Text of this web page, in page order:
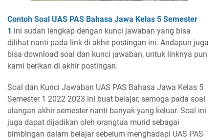
Contoh Soal UAS PAS Bahasa Jawa Kelas 5 Semester
1 ini sudah lengkap dengan kunci jawaban yang bisa
dilihat nanti pada link di akhir postingan ini. Andapun juga
bisa download soal dan kunci jawaban, untuk linknya pun
kami berikan di akhir postingan.
Soal dan Kunci Jawaban UAS PAS Bahasa Jawa Kelas 5
Semester 1 2022 2023 ini buat belajar, semoga pada soal
ulangan akhir semester nanti banyak yang keluar. Soal ini
juga dapat dijadikan oleh orangtua murid sebagai
bimbingan dalam belajar sebelum menghadapi UAS PAS